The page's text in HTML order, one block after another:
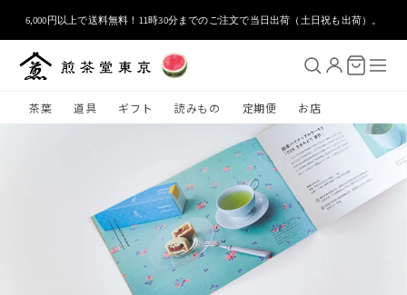
ンツに
進む
6,000円以上で送料無料！11時30分までのご注文で当日出荷（土日祝も出荷）。
茶葉 道具 ギフト 読みもの 定期便 お店